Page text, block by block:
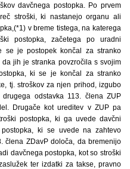
davčnega postopka. Po prvem
stroški, ki nastanejo organu ali
v breme tistega, na katerega
postopka, začetega po uradni
se je postopek končal za stranko
jih je stranka povzročila s svojim
ki se je končal za stranko
tj. stroškov za njen prihod, izgubo
odstavka 113. člena ZUP
Drugače kot ureditev v ZUP pa
postopka, ki ga uvede davčni
ki se uvede na zahtevo
člena ZDavP določa, da bremenijo
davčnega postopka, kot so stroški
ter izdatki za takse, pravno